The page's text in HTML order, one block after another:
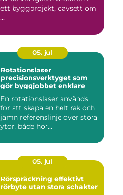
ett byggprojekt, oavsett om
...
05. jul
Rotationslaser
precisionsverktyget som
gör byggjobbet enklare
En rotationslaser används
för att skapa en helt rak och
jämn referenslinje över stora
ytor, både hor...
05. jul
Rörspräckning effektivt
rörbyte utan stora schakter